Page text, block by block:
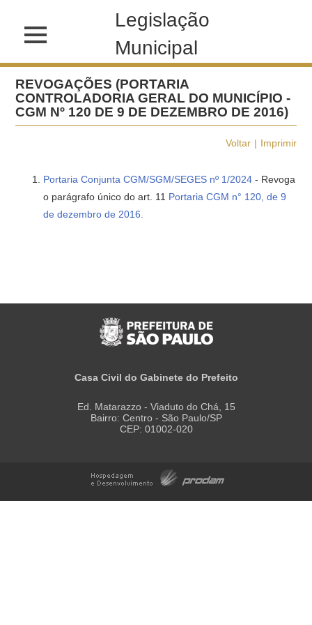
Legislação
Municipal
REVOGAÇÕES (PORTARIA
CONTROLADORIA GERAL DO MUNICÍPIO -
CGM Nº 120 DE 9 DE DEZEMBRO DE 2016)
Voltar Imprimir
Portaria Conjunta CGM/SGM/SEGES nº 1/2024 - Revoga
o parágrafo único do art. 11 Portaria CGM n° 120, de 9
de dezembro de 2016.
Casa Civil do Gabinete do Prefeito
Ed. Matarazzo - Viaduto do Chá, 15
Bairro: Centro - São Paulo/SP
CEP: 01002-020